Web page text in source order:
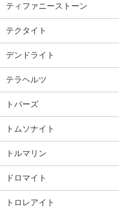
ティファニーストーン
テクタイト
デンドライト
テラヘルツ
トパーズ
トムソナイト
トルマリン
ドロマイト
トロレアイト